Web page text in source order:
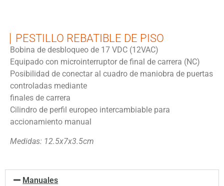
PESTILLO REBATIBLE DE PISO
Bobina de desbloqueo de 17 VDC (12VAC)
Equipado con microinterruptor de final de carrera (NC)
Posibilidad de conectar al cuadro de maniobra de puertas
controladas mediante
finales de carrera
Cilindro de perfil europeo intercambiable para
accionamiento manual
Medidas: 12.5x7x3.5cm
Manuales